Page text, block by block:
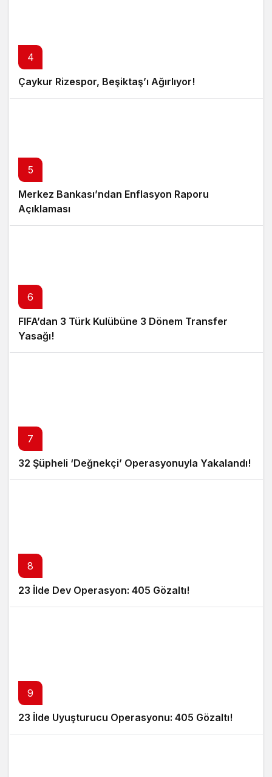
4
Çaykur Rizespor, Beşiktaş’ı Ağırlıyor!
5
Merkez Bankası’ndan Enflasyon Raporu
Açıklaması
6
FIFA’dan 3 Türk Kulübüne 3 Dönem Transfer
Yasağı!
7
32 Şüpheli ‘Değnekçi’ Operasyonuyla Yakalandı!
8
23 İlde Dev Operasyon: 405 Gözaltı!
9
23 İlde Uyuşturucu Operasyonu: 405 Gözaltı!